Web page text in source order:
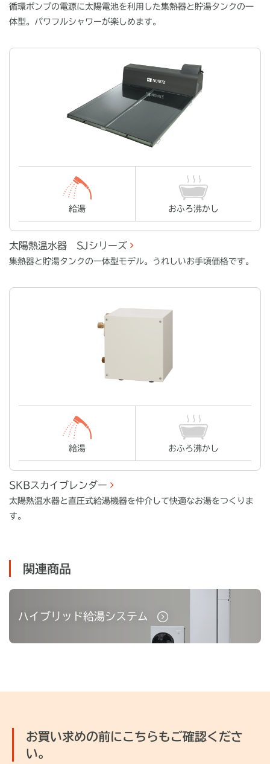
循環ポンプの電源に太陽電池を利用した集熱器と貯湯タンクの一
体型。パワフルシャワーが楽しめます。
給湯 おふろ沸かし
太陽熱温水器 SJシリーズ
集熱器と貯湯タンクの一体型モデル。うれしいお手頃価格です。
給湯 おふろ沸かし
SKBスカイブレンダー
太陽熱温水器と直圧式給湯機器を仲介して快適なお湯をつくりま
す。
関連商品
ハイブリッド給湯システム
お買い求めの前にこちらもご確認くださ
い。